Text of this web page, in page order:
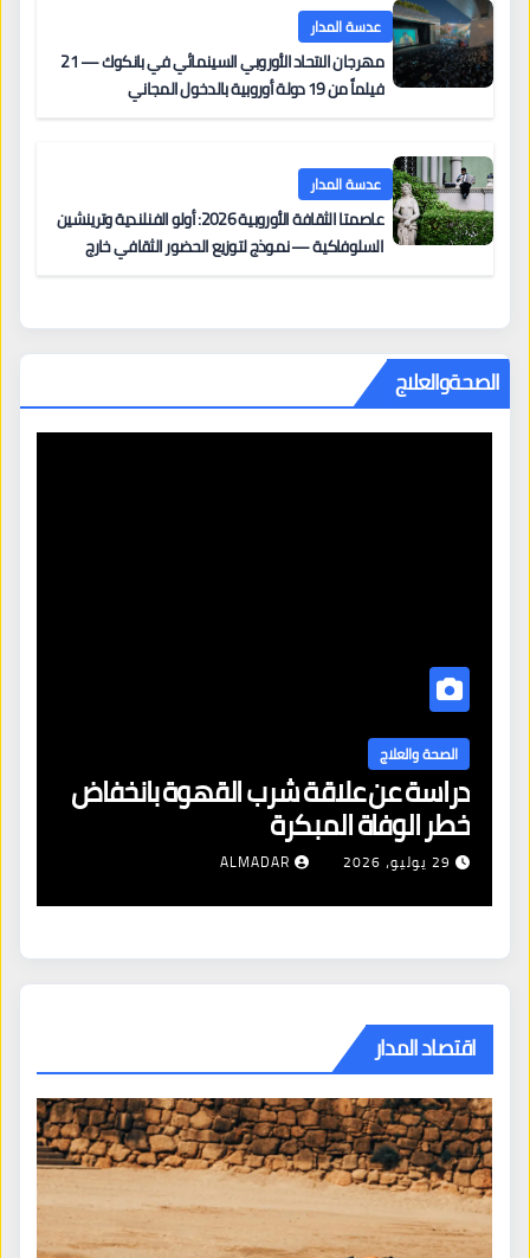
عدسة المدار
مهرجان الاتحاد الأوروبي السينمائي في بانكوك — 21
فيلماً من 19 دولة أوروبية بالدخول المجاني
عدسة المدار
عاصمتا الثقافة الأوروبية 2026: أولو الفنلندية وترينشين
السلوفاكية — نموذج لتوزيع الحضور الثقافي خارج
الصحةوالعلاج
الصحة والعلاج
دراسة عن علاقة شرب القهوة بانخفاض
خطر الوفاة المبكرة
29 يوليو، 2026 ALMADAR
اقتصاد المدار